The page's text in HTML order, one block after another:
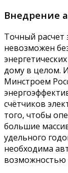
Внедрение
Точный
невозможен
дому в целом.
Минстроем
счётчиков
того, чтобы
большие
удельного
необходима
возможностью